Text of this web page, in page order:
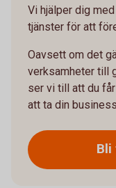
Vi hjälper dig
tjänster för att
Oavsett om det
verksamheter till
ser vi till att du
att ta din
Bli